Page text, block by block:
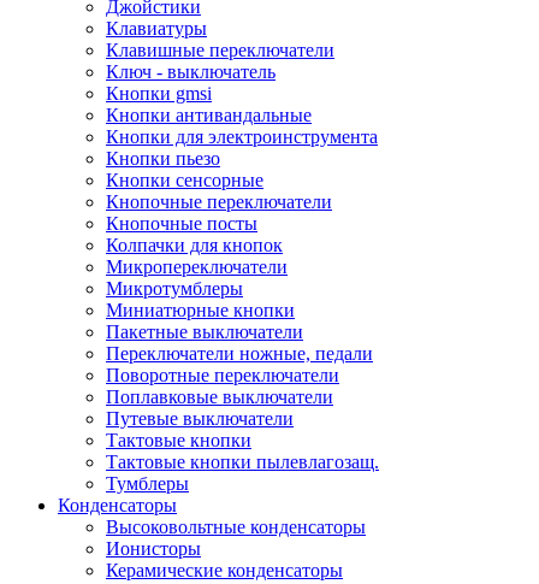
Джойстики
Клавиатуры
Клавишные переключатели
Ключ - выключатель
Кнопки gmsi
Кнопки антивандальные
Кнопки для электроинструмента
Кнопки пьезо
Кнопки сенсорные
Кнопочные переключатели
Кнопочные посты
Колпачки для кнопок
Микропереключатели
Микротумблеры
Миниатюрные кнопки
Пакетные выключатели
Переключатели ножные, педали
Поворотные переключатели
Поплавковые выключатели
Путевые выключатели
Тактовые кнопки
Тактовые кнопки пылевлагозащ.
Тумблеры
Конденсаторы
Высоковольтные конденсаторы
Ионисторы
Керамические конденсаторы